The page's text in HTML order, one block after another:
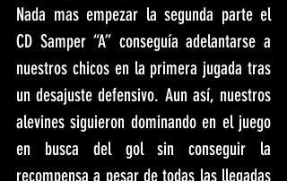
Nada mas empezar la segunda parte el
CD Samper “A” conseguía adelantarse a
nuestros chicos en la primera jugada tras
un desajuste defensivo. Aun así, nuestros
alevines siguieron dominando en el juego
en busca del gol sin conseguir la
recompensa a pesar de todas las llegadas